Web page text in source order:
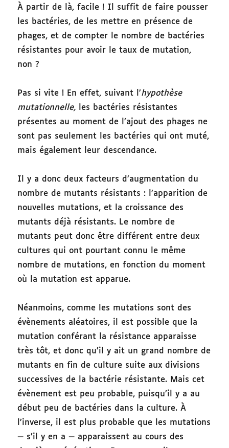
À partir de là, facile ! Il suffit de faire pousser
les bactéries, de les mettre en présence de
phages, et de compter le nombre de bactéries
résistantes pour avoir le taux de mutation,
non ?
Pas si vite ! En effet, suivant l’hypothèse
mutationnelle, les bactéries résistantes
présentes au moment de l’ajout des phages ne
sont pas seulement les bactéries qui ont muté,
mais également leur descendance.
Il y a donc deux facteurs d’augmentation du
nombre de mutants résistants : l’apparition de
nouvelles mutations, et la croissance des
mutants déjà résistants. Le nombre de
mutants peut donc être différent entre deux
cultures qui ont pourtant connu le même
nombre de mutations, en fonction du moment
où la mutation est apparue.
Néanmoins, comme les mutations sont des
évènements aléatoires, il est possible que la
mutation conférant la résistance apparaisse
très tôt, et donc qu’il y ait un grand nombre de
mutants en fin de culture suite aux divisions
successives de la bactérie résistante. Mais cet
évènement est peu probable, puisqu’il y a au
début peu de bactéries dans la culture. À
l’inverse, il est plus probable que les mutations
— s’il y en a — apparaissent au cours des